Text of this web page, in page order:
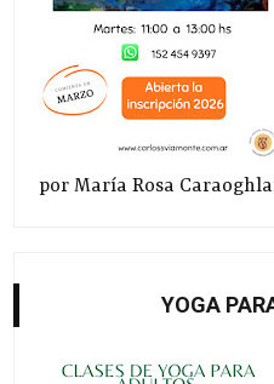
por María Rosa
YOGA